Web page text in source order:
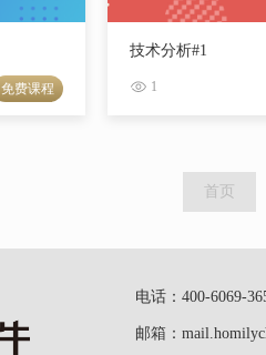
免费课程
技术分析#1
1
首页
电话：400-6069-
邮箱：